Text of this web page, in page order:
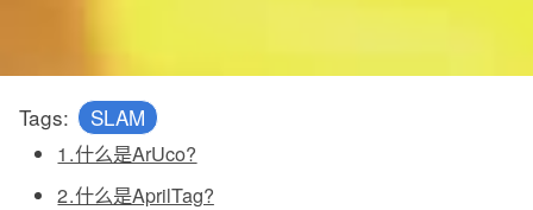
Tags: SLAM
1.什么是ArUco?
2.什么是AprilTag?